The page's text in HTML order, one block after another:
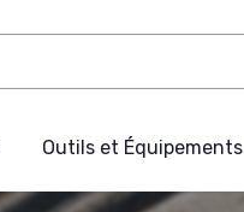
Outils et Équipements